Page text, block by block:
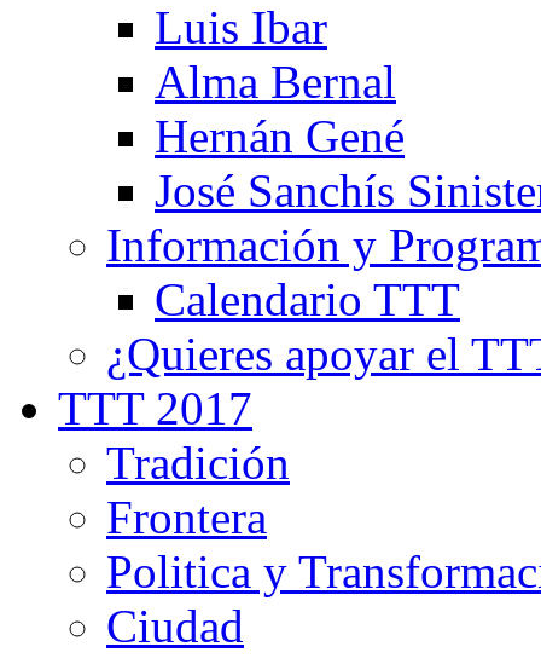
Luis Ibar
Alma Bernal
Hernán Gené
José Sanchís
Información y
Calendario TTT
¿Quieres apoyar el
TTT 2017
Tradición
Frontera
Politica y
Ciudad